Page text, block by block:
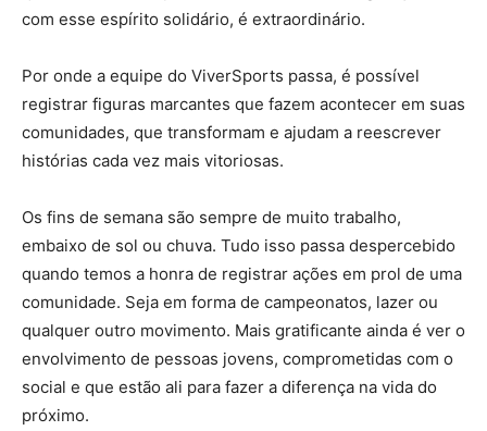
com esse espírito solidário, é extraordinário.
Por onde a equipe do ViverSports passa, é possível
registrar figuras marcantes que fazem acontecer em suas
comunidades, que transformam e ajudam a reescrever
histórias cada vez mais vitoriosas.
Os fins de semana são sempre de muito trabalho,
embaixo de sol ou chuva. Tudo isso passa despercebido
quando temos a honra de registrar ações em prol de uma
comunidade. Seja em forma de campeonatos, lazer ou
qualquer outro movimento. Mais gratificante ainda é ver o
envolvimento de pessoas jovens, comprometidas com o
social e que estão ali para fazer a diferença na vida do
próximo.